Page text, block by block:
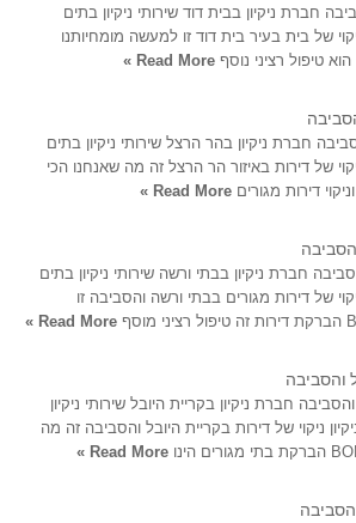
חברת ניקיון בבית דוד שירותי ניקיון בתים
של בית בעיר בית דוד זו למעשה מומחיותנו
Read More »
חברת ניקיון בהר הרצל שירותי ניקיון בתים
של דירות באיזור הר הרצל זה מה שאנחנו הכי
Read More »
חברת ניקיון בבתי ורשה שירותי ניקיון בתים
של דירות מגורים בבתי ורשה והסביבה זו
Read More »
והסביבה
חברת ניקיון בקריית היובל שירותי ניקיון
ניקוי של דירות בקריית היובל והסביבה זה מה
Read More »